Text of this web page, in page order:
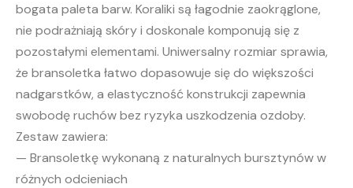
bogata paleta barw. Koraliki są łagodnie zaokrąglone,
nie podrażniają skóry i doskonale komponują się z
pozostałymi elementami. Uniwersalny rozmiar sprawia,
że bransoletka łatwo dopasowuje się do większości
nadgarstków, a elastyczność konstrukcji zapewnia
swobodę ruchów bez ryzyka uszkodzenia ozdoby.
Zestaw zawiera:
— Bransoletkę wykonaną z naturalnych bursztynów w
różnych odcieniach